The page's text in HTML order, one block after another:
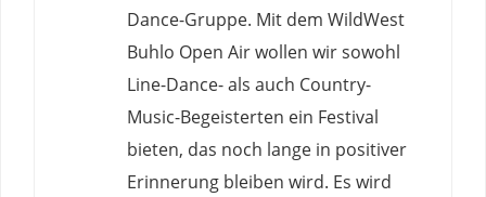
Dance-Gruppe. Mit dem WildWest
Buhlo Open Air wollen wir sowohl
Line-Dance- als auch Country-
Music-Begeisterten ein Festival
bieten, das noch lange in positiver
Erinnerung bleiben wird. Es wird